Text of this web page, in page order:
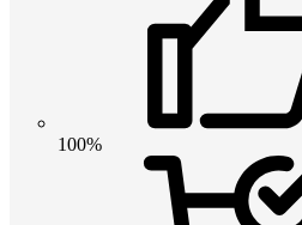
100%